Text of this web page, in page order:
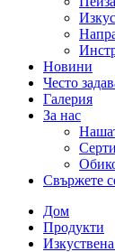
Новини
Често
Галерия
За нас
Свържете
Дом
Продукти